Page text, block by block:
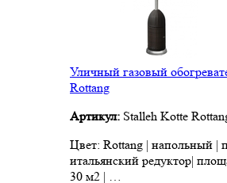
Уличный газовый
Rottang
Артикул: Stalleh Kotte
Цвет: Rottang | напольный |
итальянский редуктор|
30 м2 | …